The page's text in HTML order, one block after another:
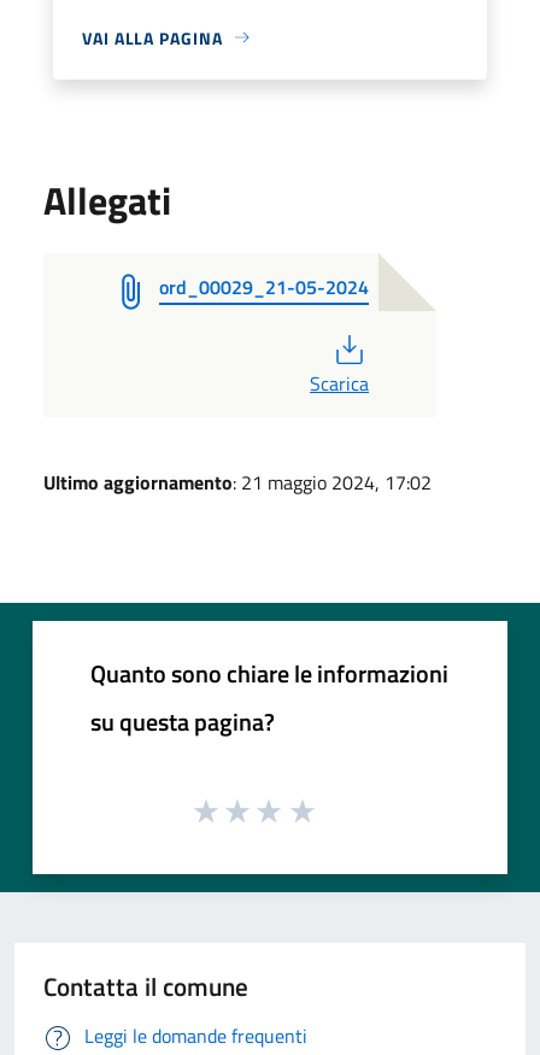
VAI ALLA PAGINA
Allegati
ord_00029_21-05-2024
Scarica
Ultimo aggiornamento: 21 maggio 2024, 17:02
Quanto sono chiare le informazioni
su questa pagina?
Contatta il comune
Leggi le domande frequenti